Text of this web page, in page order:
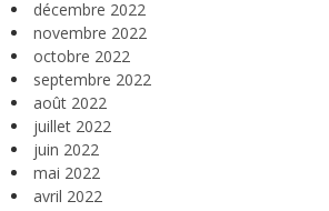
décembre 2022
novembre 2022
octobre 2022
septembre 2022
août 2022
juillet 2022
juin 2022
mai 2022
avril 2022